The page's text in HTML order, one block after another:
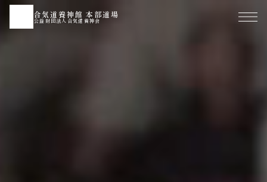
合気道養神館 本部道場
公益財団法人合気道養神会